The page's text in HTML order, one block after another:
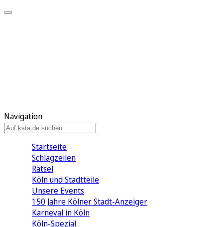
Navigation
Startseite
Schlagzeilen
Rätsel
Köln und Stadtteile
Unsere Events
150 Jahre Kölner Stadt-Anzeiger
Karneval in Köln
Köln-Spezial